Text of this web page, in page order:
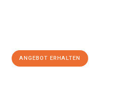
ANGEBOT ERHALTEN